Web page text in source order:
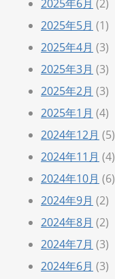
2025年6月 (2)
2025年5月 (1)
2025年4月 (3)
2025年3月 (3)
2025年2月 (3)
2025年1月 (4)
2024年12月 (5)
2024年11月 (4)
2024年10月 (6)
2024年9月 (2)
2024年8月 (2)
2024年7月 (3)
2024年6月 (3)